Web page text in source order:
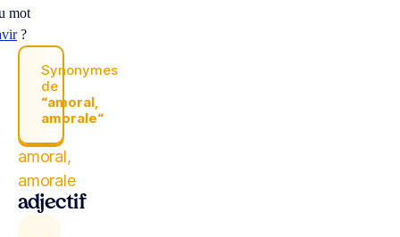
mot
?
Synonymes
de
“amoral,
amorale“
amoral,
amorale
adjectif